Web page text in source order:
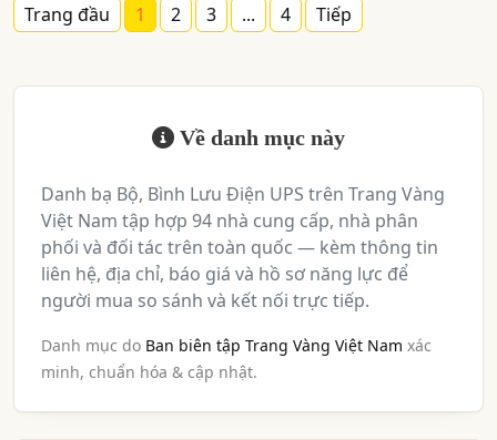
Trang đầu 1 2 3 ... 4 Tiếp
Về danh mục này
Danh bạ Bộ, Bình Lưu Điện UPS trên Trang Vàng
Việt Nam tập hợp 94 nhà cung cấp, nhà phân
phối và đối tác trên toàn quốc — kèm thông tin
liên hệ, địa chỉ, báo giá và hồ sơ năng lực để
người mua so sánh và kết nối trực tiếp.
Danh mục do Ban biên tập Trang Vàng Việt Nam xác
minh, chuẩn hóa & cập nhật.